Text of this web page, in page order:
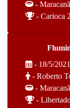
- Maracanã
- Carioca
- 18/5/2021
- Roberto
- Maracanã
-